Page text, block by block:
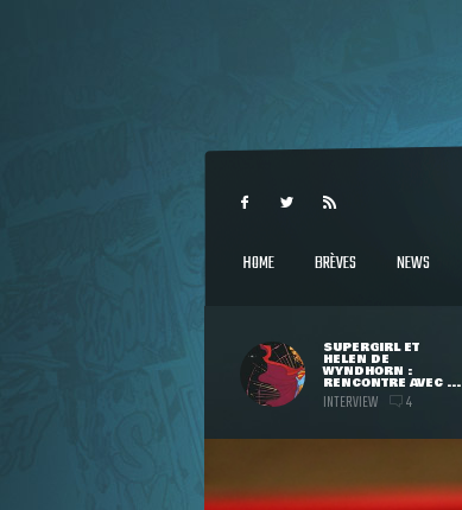
HOME BRÈVES NEWS
SUPERGIRL ET
HELEN DE
WYNDHORN :
RENCONTRE AVEC ...
INTERVIEW 4